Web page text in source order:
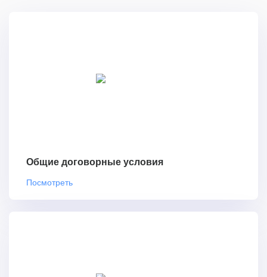
Общие договорные условия
Посмотреть